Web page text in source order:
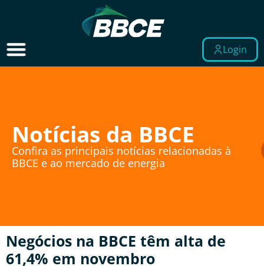
Login
Notícias da BBCE
Confira as principais notícias relacionadas à
BBCE e ao mercado de energia
Negócios na BBCE têm alta de
61,4% em novembro